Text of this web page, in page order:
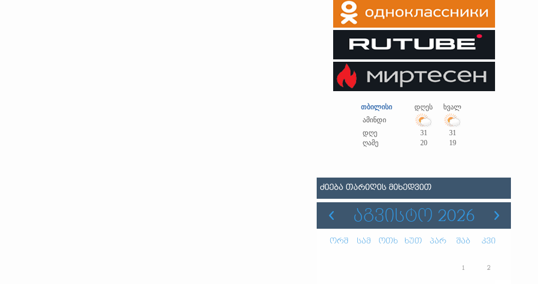
თბილისი დღეს
ხვალ
ამინდი
დღე
31
31
ღამე
20 19
ᲫᲘᲔᲑᲐ ᲗᲐᲠᲘᲦᲘᲡ ᲛᲘᲮᲔᲓᲕᲘᲗ
ᲐᲒᲕᲘᲡᲢᲝ 2026
ორშ სამ ოთხ ხუთ პარ შაბ კვი
1 2